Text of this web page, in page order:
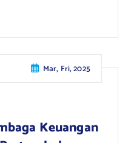
Mar, Fri, 2025
Keuangan